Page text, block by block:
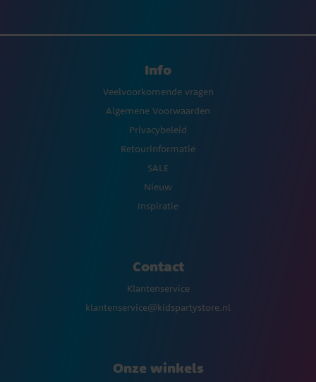
Info
Veelvoorkomende vragen
Algemene Voorwaarden
Privacybeleid
Retourinformatie
SALE
Nieuw
Inspiratie
Contact
Klantenservice
klantenservice@kidspartystore.nl
Onze winkels